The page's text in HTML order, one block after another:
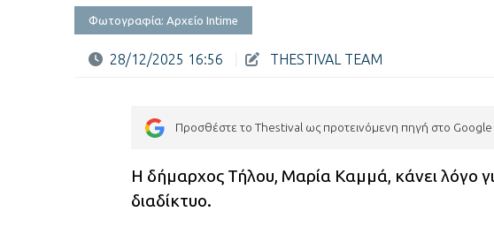
Φωτογραφία: Αρχείο Intime
28/12/2025 16:56 THESTIVAL TEAM
Προσθέστε το Thestival ως προτεινόμενη πηγή στο Google
Η δήμαρχος Τήλου, Μαρία Καμμά, κάνει λόγο
διαδίκτυο.